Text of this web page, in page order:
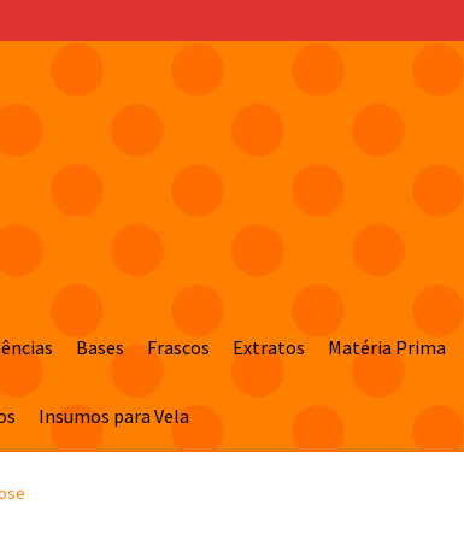
Bases Frascos Extratos Matéria Prima
Insumos para Vela